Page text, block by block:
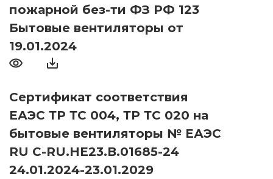
пожарной без-ти ФЗ РФ 123
Бытовые вентиляторы от
19.01.2024
Сертификат соответствия
ЕАЭС ТР ТС 004, ТР ТС 020 на
бытовые вентиляторы № ЕАЭС
RU С-RU.НЕ23.В.01685-24
24.01.2024-23.01.2029